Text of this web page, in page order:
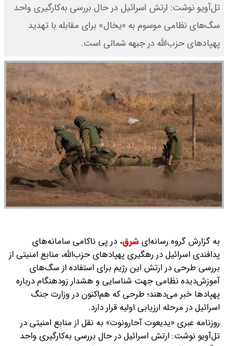
تل‌آویو نوشت: ارتش اسرائیل در حال بررسی به‌کارگیری واحد
سگ‌های نظامی موسوم به «یخال» برای مقابله با تهدید
پهپادهای حزب‌الله در جبهه شمالی است.
به گزارش گروه رسانه‌ایشرق، در پی ناکامی سامانه‌های
پدافندی اسرائیل در رهگیری پهپادهای حزب‌الله، منابع امنیتی از
بررسی طرحی در ارتش این رژیم برای استفاده از سگ‌های
آموزش‌دیده نظامی جهت شناسایی و هشدار زودهنگام درباره
پهپادها خبر می‌دهند؛ طرحی که هم‌اکنون در وزارت جنگ
اسرائیل در مرحله ارزیابی اولیه قرار دارد.
روزنامه عبری «یدیعوت آحارونوت» به نقل از منابع امنیتی در
تل‌آویو نوشت: ارتش اسرائیل در حال بررسی به‌کارگیری واحد